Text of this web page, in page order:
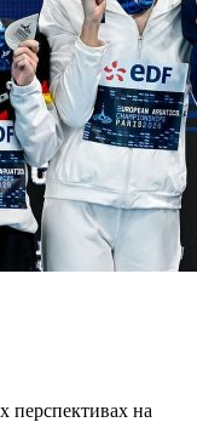
перспективах на